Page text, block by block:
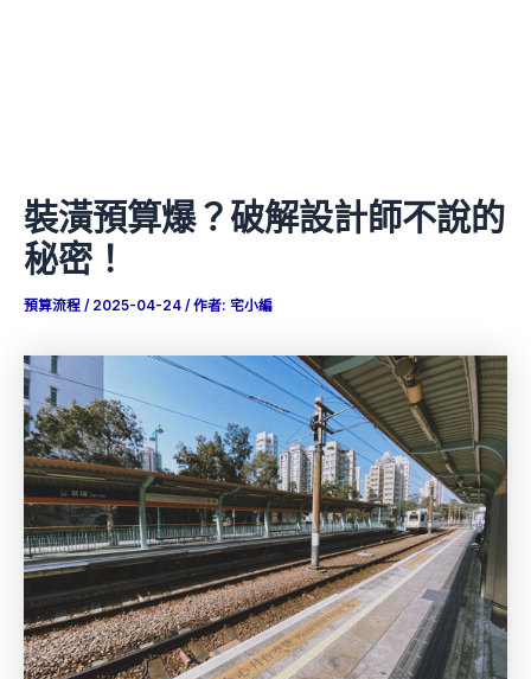
裝潢預算爆？破解設計師不說的
秘密！
預算流程 / 2025-04-24 / 作者: 宅小編